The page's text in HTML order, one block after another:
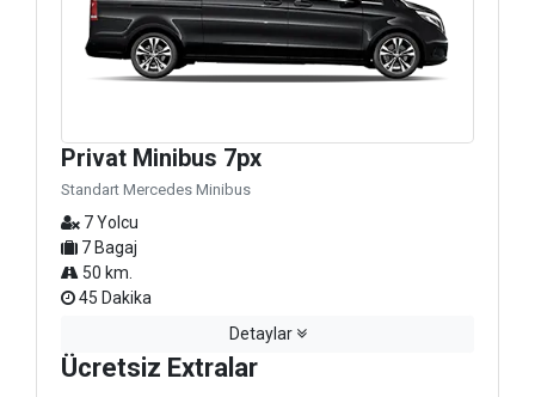
Privat Minibus 7px
Standart Mercedes Minibus
7 Yolcu
7 Bagaj
50 km.
45 Dakika
Detaylar
Ücretsiz Extralar